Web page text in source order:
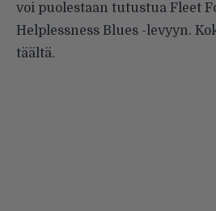
voi puolestaan tutustua Fleet
Helplessness Blues -levyyn.
täältä.